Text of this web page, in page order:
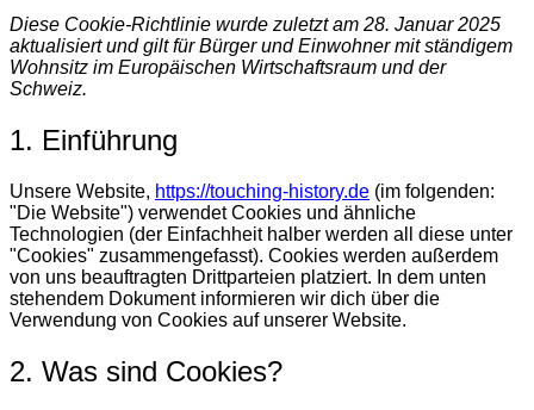
Diese Cookie-Richtlinie wurde zuletzt am 28. Januar 2025
aktualisiert und gilt für Bürger und Einwohner mit ständigem
Wohnsitz im Europäischen Wirtschaftsraum und der
Schweiz.
1. Einführung
Unsere Website, https://touching-history.de (im folgenden:
"Die Website") verwendet Cookies und ähnliche
Technologien (der Einfachheit halber werden all diese unter
"Cookies" zusammengefasst). Cookies werden außerdem
von uns beauftragten Drittparteien platziert. In dem unten
stehendem Dokument informieren wir dich über die
Verwendung von Cookies auf unserer Website.
2. Was sind Cookies?